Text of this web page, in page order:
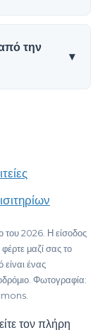
την
▾
του 2026. Η είσοδος
μαζί σας το
είναι ένας
Φωτογραφία:
τον πλήρη